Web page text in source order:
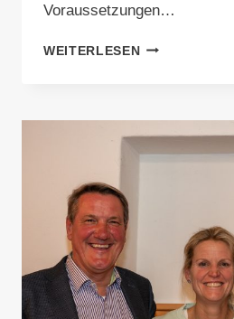
Voraussetzungen…
WEITERLESENFORTBILDUNG